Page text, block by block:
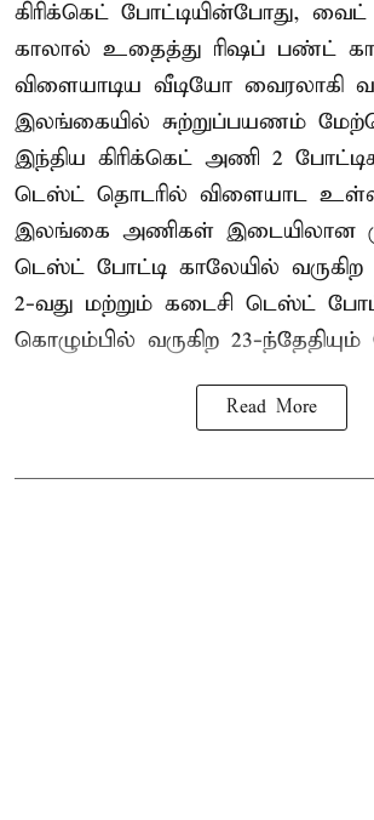
கிரிக்கெட் போட்டியின்போது,
காலால் உதைத்து ரிஷப் பண்ட்
விளையாடிய வீடியோ வைரலாகி
இலங்கையில் சுற்றுப்பயணம்
இந்திய கிரிக்கெட் அணி 2
டெஸ்ட் தொடரில் விளையாட
இலங்கை அணிகள் இடையிலான
டெஸ்ட் போட்டி காலேயில் வருகிற
2-வது மற்றும் கடைசி டெஸ்ட்
கொழும்பில் வருகிற 23-
Read More